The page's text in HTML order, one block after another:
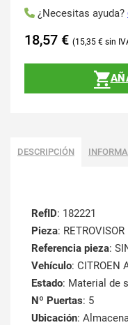
¿Necesitas ayuda?
18,57 € 15,35 €
DESCRIPCIÓN
RefID: 182221
Pieza:
Referencia pieza:
Vehículo: CITROEN
Estado: Material de
Nº Puertas: 5
Ubicación: